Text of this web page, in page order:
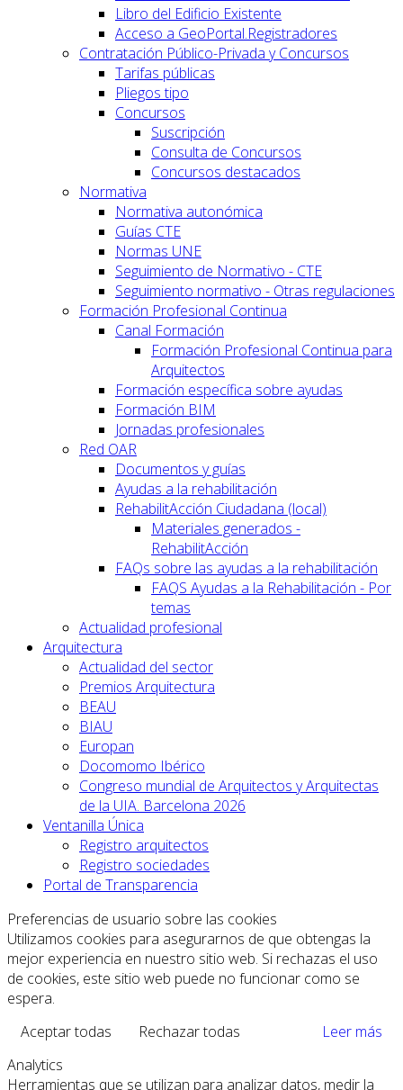
Libro del Edificio Existente
Acceso a GeoPortal.Registradores
Contratación Público-Privada y Concursos
Tarifas públicas
Pliegos tipo
Concursos
Suscripción
Consulta de Concursos
Concursos destacados
Normativa
Normativa autonómica
Guías CTE
Normas UNE
Seguimiento de Normativo - CTE
Seguimiento normativo - Otras regulaciones
Formación Profesional Continua
Canal Formación
Formación Profesional Continua para
Arquitectos
Formación específica sobre ayudas
Formación BIM
Jornadas profesionales
Red OAR
Documentos y guías
Ayudas a la rehabilitación
RehabilitAcción Ciudadana (local)
Materiales generados -
RehabilitAcción
FAQs sobre las ayudas a la rehabilitación
FAQS Ayudas a la Rehabilitación - Por
temas
Actualidad profesional
Arquitectura
Actualidad del sector
Premios Arquitectura
BEAU
BIAU
Europan
Docomomo Ibérico
Congreso mundial de Arquitectos y Arquitectas
de la UIA. Barcelona 2026
Ventanilla Única
Registro arquitectos
Registro sociedades
Portal de Transparencia
Preferencias de usuario sobre las cookies
Utilizamos cookies para asegurarnos de que obtengas la
mejor experiencia en nuestro sitio web. Si rechazas el uso
de cookies, este sitio web puede no funcionar como se
espera.
Aceptar todas
Rechazar todas
Leer más
Analytics
Herramientas que se utilizan para analizar datos, medir la